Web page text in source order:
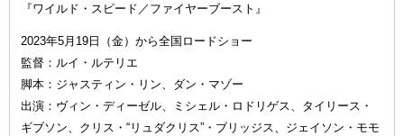
『ワイルド・スピード／ファイヤーブースト』
2023年5月19日（金）から全国ロードショー
監督：ルイ・ルテリエ
脚本：ジャスティン・リン、ダン・マゾー
出演：ヴィン・ディーゼル、ミシェル・ロドリゲス、タイリース・
ギブソン、クリス・“リュダクリス”・ブリッジス、ジェイソン・モモ